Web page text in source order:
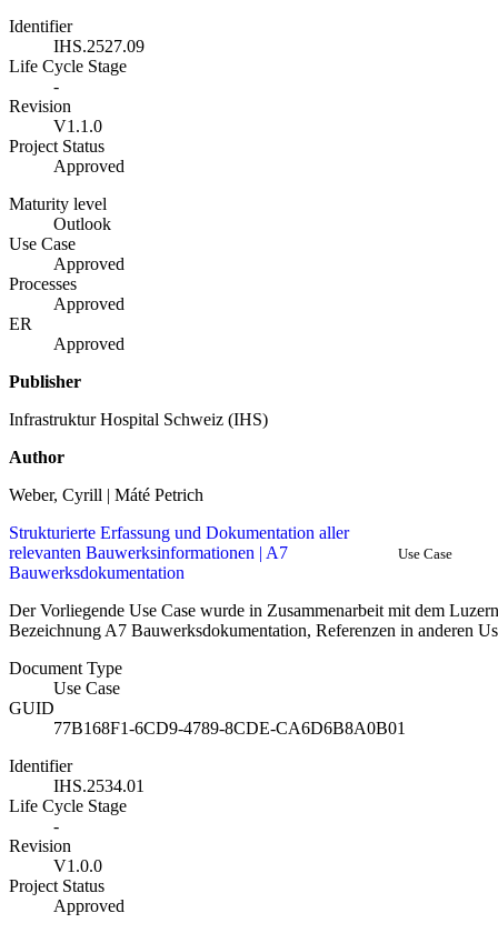
Identifier
IHS.2527.09
Life Cycle Stage
-
Revision
V1.1.0
Project Status
Approved
Maturity level
Outlook
Use Case
Approved
Processes
Approved
ER
Approved
Publisher
Infrastruktur Hospital Schweiz (IHS)
Author
Weber, Cyrill | Máté Petrich
Strukturierte Erfassung und Dokumentation aller
relevanten Bauwerksinformationen | A7
Bauwerksdokumentation
Use Case
Der Vorliegende Use Case wurde in Zusammenarbeit mit dem
Bezeichnung A7 Bauwerksdokumentation, Referenzen in anderen
Document Type
Use Case
GUID
77B168F1-6CD9-4789-8CDE-CA6D6B8A0B01
Identifier
IHS.2534.01
Life Cycle Stage
-
Revision
V1.0.0
Project Status
Approved